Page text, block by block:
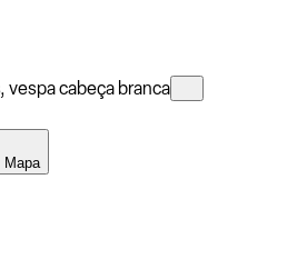
vespa cabeça branca
Mapa